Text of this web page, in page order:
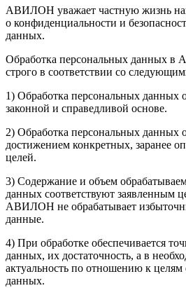
АВИЛОН уважает частную жизнь
о конфиденциальности и
данных.
Обработка персональных данных
строго в соответствии со
1) Обработка персональных данных
законной и справедливой основе.
2) Обработка персональных данных
достижением конкретных, заранее
целей.
3) Содержание и объем
данных соответствуют заявленным
АВИЛОН не обрабатывает
данные.
4) При обработке обеспечивается
данных, их достаточность, а в
актуальность по отношению к
данных.